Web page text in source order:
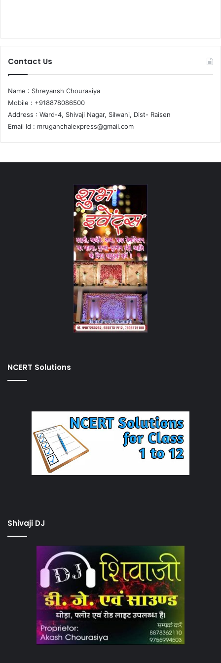
Contact Us
Name : Shreyansh Chourasiya
Mobile : +918878086500
Address : Ward-4, Shivaji Nagar, Silwani, Dist- Raisen
Email Id : mruganchalexpress@gmail.com
NCERT Solutions
Shivaji DJ